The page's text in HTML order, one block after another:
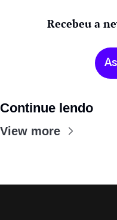
Recebeu a
Continue lendo
View more